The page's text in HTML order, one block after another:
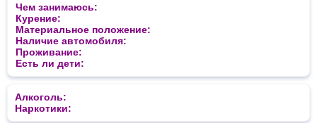
Чем занимаюсь:
Курение:
Материальное положение:
Наличие автомобиля:
Проживание:
Есть ли дети:
Алкоголь:
Наркотики: